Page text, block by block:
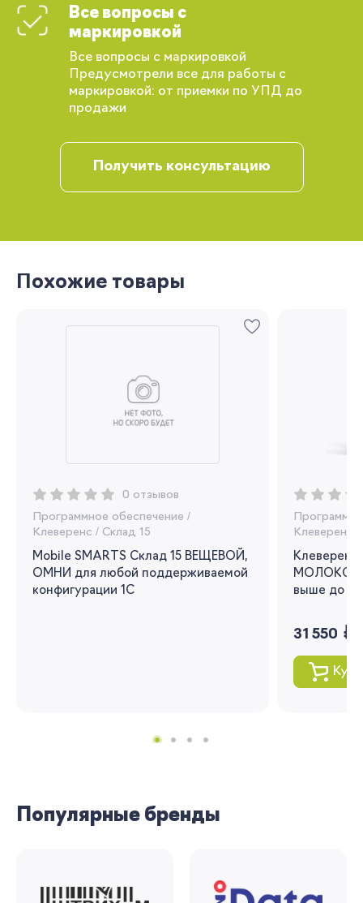
Все вопросы с
маркировкой
Все вопросы с маркировкой
Предусмотрели все для работы с
маркировкой: от приемки по УПД до
продажи
Получить консультацию
Похожие товары
0 отзывов
Программное обеспечение /
Клеверенс / Склад 15
Mobile SMARTS Склад 15 ВЕЩЕВОЙ,
ОМНИ для любой поддерживаемой
конфигурации 1С
Клеверенс
МОЛОКО
выше до
31 550 руб.
Популярные бренды
Вы сможете отслеживать статус своих
заказов и получать индивидуальные
рекомендации
Я согласен на обработку моих
персональных данных
Вернуться
Регистрация
заказов и получать индивидуальные